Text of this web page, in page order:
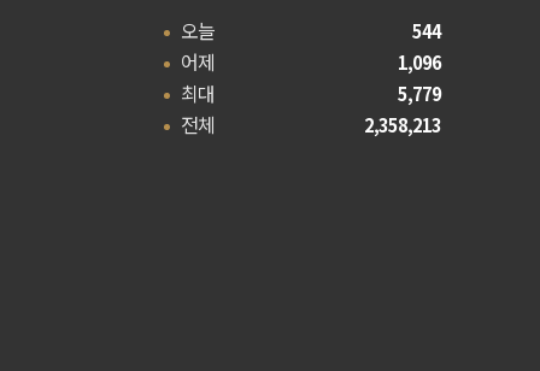
오늘
544
어제 1,096
최대 5,779
전체 2,358,213